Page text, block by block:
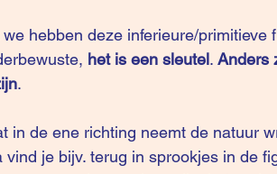
we hebben deze inferieure/primitieve
het is een sleutel. Anders
.
in de ene richting neemt de natuur
je bijv. terug in sprookjes in de